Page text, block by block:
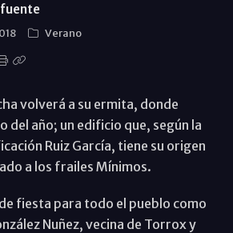
Verano
volverá a su ermita, donde
del año; un edificio que, según la
Ruiz García, tiene su origen
a los frailes Mínimos.
fiesta para todo el pueblo como
Nuñez, vecina de Torrox y